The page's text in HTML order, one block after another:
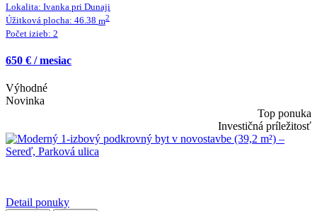
Lokalita: Ivanka pri Dunaji
Úžitková plocha: 46.38 m2
Počet izieb: 2
650 € / mesiac
Výhodné
Novinka
Top ponuka
Investičná príležitosť
Detail ponuky